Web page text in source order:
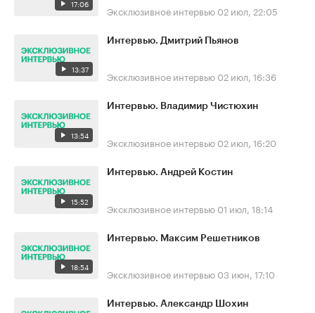
17:06 Эксклюзивное интервью 02 июл, 22:05
13:37
Интервью. Дмитрий Пьянов
Эксклюзивное интервью 02 июл, 16:36
13:54
Интервью. Владимир Чистюхин
Эксклюзивное интервью 02 июл, 16:20
15:52
Интервью. Андрей Костин
Эксклюзивное интервью 01 июл, 18:14
18:54
Интервью. Максим Решетников
Эксклюзивное интервью 03 июн, 17:10
Интервью. Александр Шохин